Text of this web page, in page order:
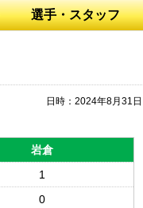
選手・スタッフ
日時：2024年8月31日
岩倉
1
0